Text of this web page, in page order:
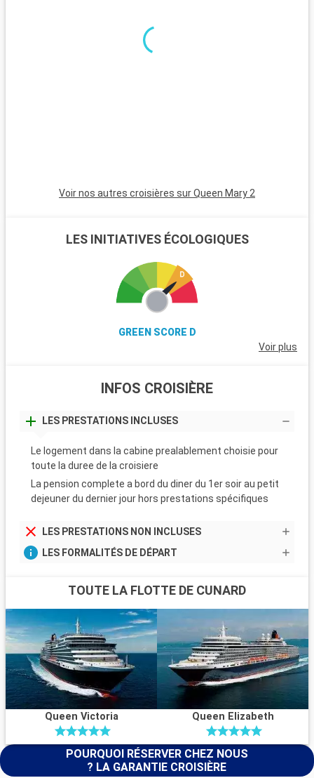
parcs d'attractions d'Allemagne, est situé à une heure de
route et promet amusement et sensations fortes.
Voir nos autres croisières sur Queen Mary 2
LES INITIATIVES ÉCOLOGIQUES
GREEN SCORE D
Voir plus
INFOS CROISIÈRE
LES PRESTATIONS INCLUSES
Le logement dans la cabine prealablement choisie pour
toute la duree de la croisiere
La pension complete a bord du diner du 1er soir au petit
dejeuner du dernier jour hors prestations spécifiques
LES PRESTATIONS NON INCLUSES
LES FORMALITÉS DE DÉPART
TOUTE LA FLOTTE DE CUNARD
Queen Victoria Queen Elizabeth
POURQUOI RÉSERVER CHEZ NOUS
? LA GARANTIE CROISIÈRE